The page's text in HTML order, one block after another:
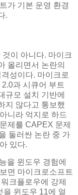
가 기본 운영 환경
.
이 아니다. 마이크
올리면서 논란의
성이다. 마이크로
과 시큐어 부트
규모 설치 기반에
지 않다고 통보했
니라 억지로 하드
제를 CAPEX 문제
둘러싼 논란 중 가
있다.
을 윈도우 경험에
면 마이크로소프트
크플로우에 강제
을 윈도우 11에 얼